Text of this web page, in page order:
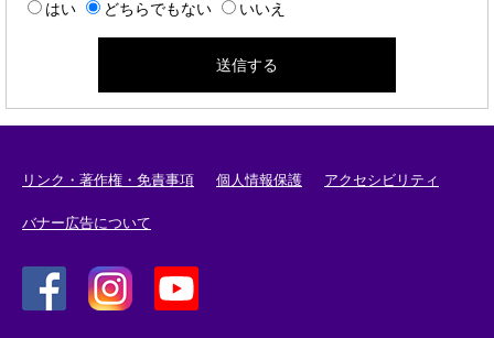
はい
どちらでもない いいえ
リンク・著作権・免責事項 個人情報保護 アクセシビリティ
バナー広告について